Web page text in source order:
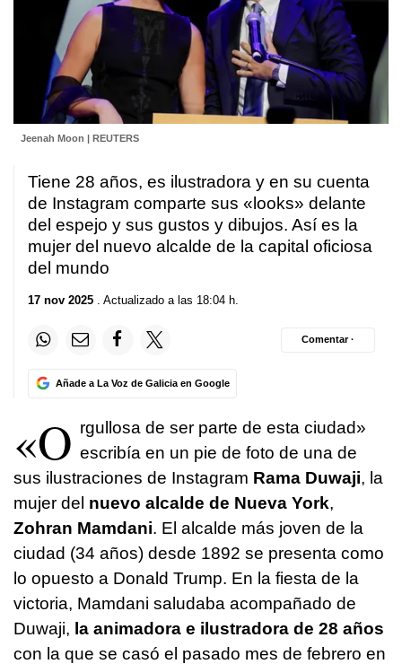
Jeenah Moon | REUTERS
Tiene 28 años, es ilustradora y en su cuenta
de Instagram comparte sus «looks» delante
del espejo y sus gustos y dibujos. Así es la
mujer del nuevo alcalde de la capital oficiosa
del mundo
17 nov 2025 . Actualizado a las 18:04 h.
Añade a La Voz de Galicia en Google
Comentar ·
«O rgullosa de ser parte de esta ciudad»
escribía en un pie de foto de una de
sus ilustraciones de Instagram Rama Duwaji, la
mujer del nuevo alcalde de Nueva York,
Zohran Mamdani. El alcalde más joven de la
ciudad (34 años) desde 1892 se presenta como
lo opuesto a Donald Trump. En la fiesta de la
victoria, Mamdani saludaba acompañado de
Duwaji, la animadora e ilustradora de 28 años
con la que se casó el pasado mes de febrero en